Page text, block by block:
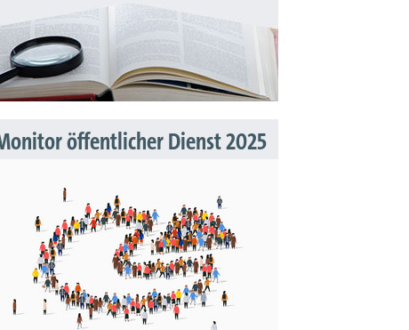
öffentlicher Dienst 2025